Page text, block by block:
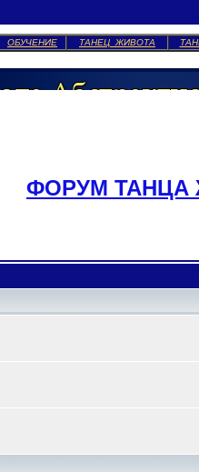
ОБУЧЕНИЕ ТАНЕЦ ЖИВОТА
ФОРУМ ТАНЦА